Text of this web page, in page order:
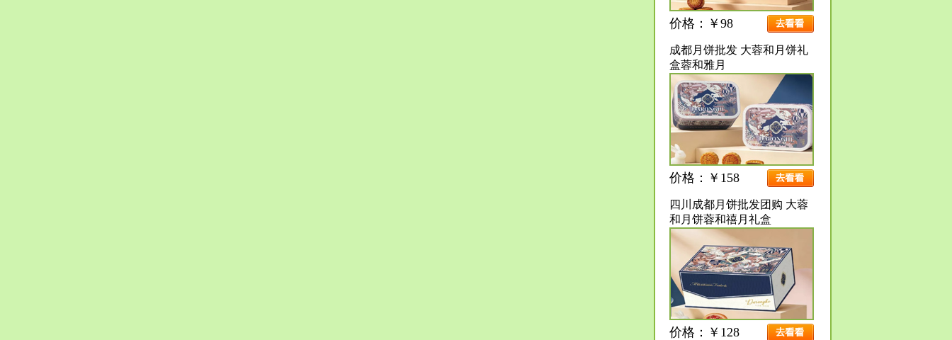
价格：￥98
成都月饼批发 大蓉和月饼礼
盒蓉和雅月
价格：￥158
四川成都月饼批发团购 大蓉
和月饼蓉和禧月礼盒
价格：￥128